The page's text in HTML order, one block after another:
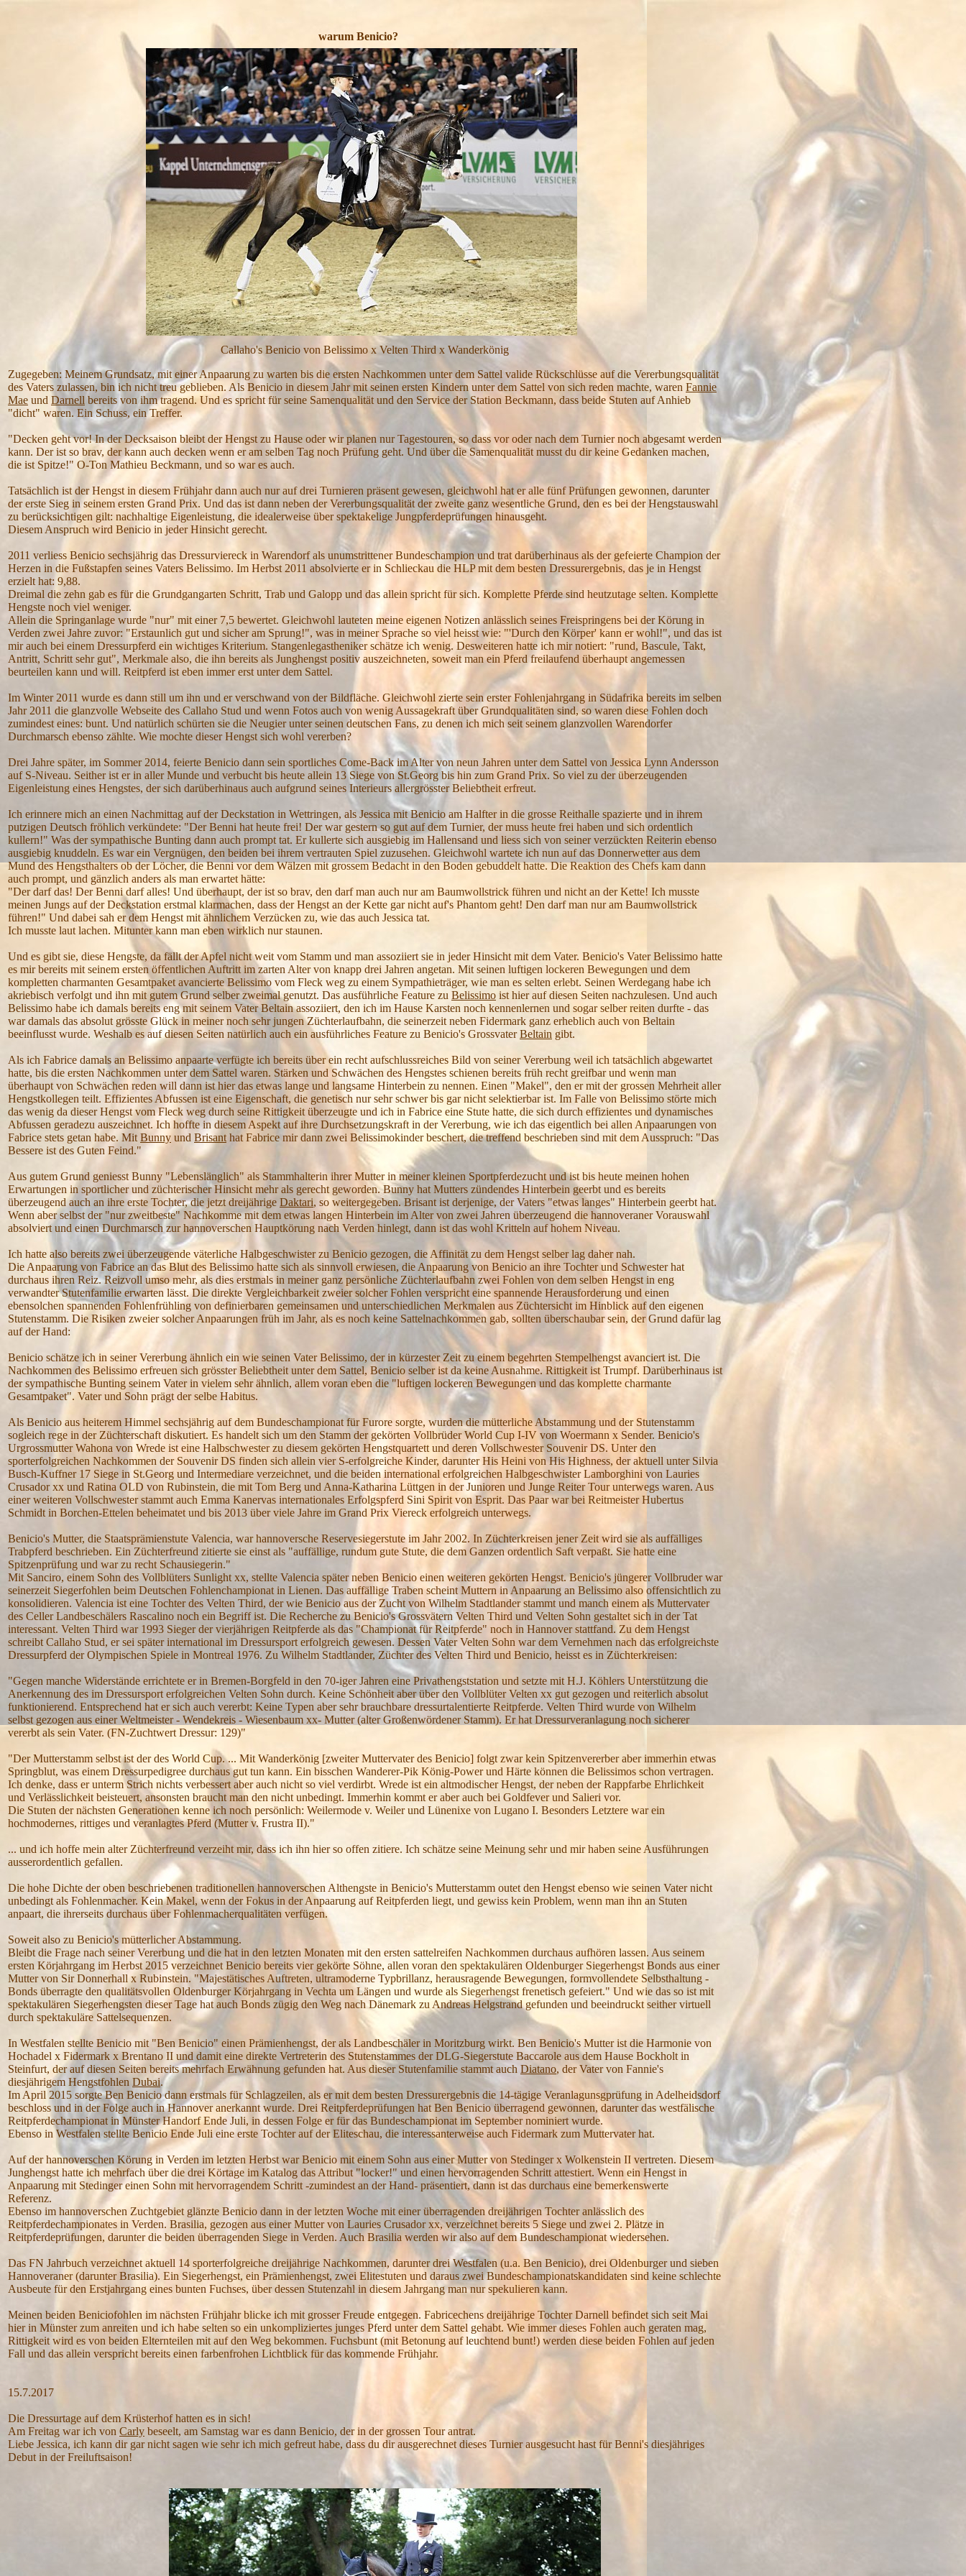
warum Benicio?
Callaho's Benicio von Belissimo x Velten Third x Wanderkönig
Zugegeben: Meinem Grundsatz, mit einer Anpaarung zu warten bis die ersten Nachkommen unter dem Sattel valide Rückschlüsse auf die Vererbungsqualität
des Vaters zulassen, bin ich nicht treu geblieben. Als Benicio in diesem Jahr mit seinen ersten Kindern unter dem Sattel von sich reden machte, waren Fannie
Mae und Darnell bereits von ihm tragend. Und es spricht für seine Samenqualität und den Service der Station Beckmann, dass beide Stuten auf Anhieb
"dicht" waren. Ein Schuss, ein Treffer.
"Decken geht vor! In der Decksaison bleibt der Hengst zu Hause oder wir planen nur Tagestouren, so dass vor oder nach dem Turnier noch abgesamt werden
kann. Der ist so brav, der kann auch decken wenn er am selben Tag noch Prüfung geht. Und über die Samenqualität musst du dir keine Gedanken machen,
die ist Spitze!" O-Ton Mathieu Beckmann, und so war es auch.
Tatsächlich ist der Hengst in diesem Frühjahr dann auch nur auf drei Turnieren präsent gewesen, gleichwohl hat er alle fünf Prüfungen gewonnen, darunter
der erste Sieg in seinem ersten Grand Prix. Und das ist dann neben der Vererbungsqualität der zweite ganz wesentliche Grund, den es bei der Hengstauswahl
zu berücksichtigen gilt: nachhaltige Eigenleistung, die idealerweise über spektakelige Jungpferdeprüfungen hinausgeht.
Diesem Anspruch wird Benicio in jeder Hinsicht gerecht.
2011 verliess Benicio sechsjährig das Dressurviereck in Warendorf als unumstrittener Bundeschampion und trat darüberhinaus als der gefeierte Champion der
Herzen in die Fußstapfen seines Vaters Belissimo. Im Herbst 2011 absolvierte er in Schlieckau die HLP mit dem besten Dressurergebnis, das je in Hengst
erzielt hat: 9,88.
Dreimal die zehn gab es für die Grundgangarten Schritt, Trab und Galopp und das allein spricht für sich. Komplette Pferde sind heutzutage selten. Komplette
Hengste noch viel weniger.
Allein die Springanlage wurde "nur" mit einer 7,5 bewertet. Gleichwohl lauteten meine eigenen Notizen anlässlich seines Freispringens bei der Körung in
Verden zwei Jahre zuvor: "Erstaunlich gut und sicher am Sprung!", was in meiner Sprache so viel heisst wie: "'Durch den Körper' kann er wohl!", und das ist
mir auch bei einem Dressurpferd ein wichtiges Kriterium. Stangenlegastheniker schätze ich wenig. Desweiteren hatte ich mir notiert: "rund, Bascule, Takt,
Antritt, Schritt sehr gut", Merkmale also, die ihn bereits als Junghengst positiv auszeichneten, soweit man ein Pferd freilaufend überhaupt angemessen
beurteilen kann und will. Reitpferd ist eben immer erst unter dem Sattel.
Im Winter 2011 wurde es dann still um ihn und er verschwand von der Bildfläche. Gleichwohl zierte sein erster Fohlenjahrgang in Südafrika bereits im selben
Jahr 2011 die glanzvolle Webseite des Callaho Stud und wenn Fotos auch von wenig Aussagekraft über Grundqualitäten sind, so waren diese Fohlen doch
zumindest eines: bunt. Und natürlich schürten sie die Neugier unter seinen deutschen Fans, zu denen ich mich seit seinem glanzvollen Warendorfer
Durchmarsch ebenso zählte. Wie mochte dieser Hengst sich wohl vererben?
Drei Jahre später, im Sommer 2014, feierte Benicio dann sein sportliches Come-Back im Alter von neun Jahren unter dem Sattel von Jessica Lynn Andersson
auf S-Niveau. Seither ist er in aller Munde und verbucht bis heute allein 13 Siege von St.Georg bis hin zum Grand Prix. So viel zu der überzeugenden
Eigenleistung eines Hengstes, der sich darüberhinaus auch aufgrund seines Interieurs allergrösster Beliebtheit erfreut.
Ich erinnere mich an einen Nachmittag auf der Deckstation in Wettringen, als Jessica mit Benicio am Halfter in die grosse Reithalle spazierte und in ihrem
putzigen Deutsch fröhlich verkündete: "Der Benni hat heute frei! Der war gestern so gut auf dem Turnier, der muss heute frei haben und sich ordentlich
kullern!" Was der sympathische Bunting dann auch prompt tat. Er kullerte sich ausgiebig im Hallensand und liess sich von seiner verzückten Reiterin ebenso
ausgiebig knuddeln. Es war ein Vergnügen, den beiden bei ihrem vertrauten Spiel zuzusehen. Gleichwohl wartete ich nun auf das Donnerwetter aus dem
Mund des Hengsthalters ob der Löcher, die Benni vor dem Wälzen mit grossem Bedacht in den Boden gebuddelt hatte. Die Reaktion des Chefs kam dann
auch prompt, und gänzlich anders als man erwartet hätte:
"Der darf das! Der Benni darf alles! Und überhaupt, der ist so brav, den darf man auch nur am Baumwollstrick führen und nicht an der Kette! Ich musste
meinen Jungs auf der Deckstation erstmal klarmachen, dass der Hengst an der Kette gar nicht auf's Phantom geht! Den darf man nur am Baumwollstrick
führen!" Und dabei sah er dem Hengst mit ähnlichem Verzücken zu, wie das auch Jessica tat.
Ich musste laut lachen. Mitunter kann man eben wirklich nur staunen.
Und es gibt sie, diese Hengste, da fällt der Apfel nicht weit vom Stamm und man assoziiert sie in jeder Hinsicht mit dem Vater. Benicio's Vater Belissimo hatte
es mir bereits mit seinem ersten öffentlichen Auftritt im zarten Alter von knapp drei Jahren angetan. Mit seinen luftigen lockeren Bewegungen und dem
kompletten charmanten Gesamtpaket avancierte Belissimo vom Fleck weg zu einem Sympathieträger, wie man es selten erlebt. Seinen Werdegang habe ich
akriebisch verfolgt und ihn mit gutem Grund selber zweimal genutzt. Das ausführliche Feature zu Belissimo ist hier auf diesen Seiten nachzulesen. Und auch
Belissimo habe ich damals bereits eng mit seinem Vater Beltain assoziiert, den ich im Hause Karsten noch kennenlernen und sogar selber reiten durfte - das
war damals das absolut grösste Glück in meiner noch sehr jungen Züchterlaufbahn, die seinerzeit neben Fidermark ganz erheblich auch von Beltain
beeinflusst wurde. Weshalb es auf diesen Seiten natürlich auch ein ausführliches Feature zu Benicio's GrossvaterBeltain gibt.
Als ich Fabrice damals an Belissimo anpaarte verfügte ich bereits über ein recht aufschlussreiches Bild von seiner Vererbung weil ich tatsächlich abgewartet
hatte, bis die ersten Nachkommen unter dem Sattel waren. Stärken und Schwächen des Hengstes schienen bereits früh recht greifbar und wenn man
überhaupt von Schwächen reden will dann ist hier das etwas lange und langsame Hinterbein zu nennen. Einen "Makel", den er mit der grossen Mehrheit aller
Hengstkollegen teilt. Effizientes Abfussen ist eine Eigenschaft, die genetisch nur sehr schwer bis gar nicht selektierbar ist. Im Falle von Belissimo störte mich
das wenig da dieser Hengst vom Fleck weg durch seine Rittigkeit überzeugte und ich in Fabrice eine Stute hatte, die sich durch effizientes und dynamisches
Abfussen geradezu auszeichnet. Ich hoffte in diesem Aspekt auf ihre Durchsetzungskraft in der Vererbung, wie ich das eigentlich bei allen Anpaarungen von
Fabrice stets getan habe. Mit Bunny und Brisant hat Fabrice mir dann zwei Belissimokinder beschert, die treffend beschrieben sind mit dem Ausspruch: "Das
Bessere ist des Guten Feind."
Aus gutem Grund geniesst Bunny "Lebenslänglich" als Stammhalterin ihrer Mutter in meiner kleinen Sportpferdezucht und ist bis heute meinen hohen
Erwartungen in sportlicher und züchterischer Hinsicht mehr als gerecht geworden. Bunny hat Mutters zündendes Hinterbein geerbt und es bereits
überzeugend auch an ihre erste Tochter, die jetzt dreijährige Daktari, so weitergegeben. Brisant ist derjenige, der Vaters "etwas langes" Hinterbein geerbt hat.
Wenn aber selbst der "nur zweitbeste" Nachkomme mit dem etwas langen Hinterbein im Alter von zwei Jahren überzeugend die hannoveraner Vorauswahl
absolviert und einen Durchmarsch zur hannoverschen Hauptkörung nach Verden hinlegt, dann ist das wohl Kritteln auf hohem Niveau.
Ich hatte also bereits zwei überzeugende väterliche Halbgeschwister zu Benicio gezogen, die Affinität zu dem Hengst selber lag daher nah.
Die Anpaarung von Fabrice an das Blut des Belissimo hatte sich als sinnvoll erwiesen, die Anpaarung von Benicio an ihre Tochter und Schwester hat
durchaus ihren Reiz. Reizvoll umso mehr, als dies erstmals in meiner ganz persönliche Züchterlaufbahn zwei Fohlen von dem selben Hengst in eng
verwandter Stutenfamilie erwarten lässt. Die direkte Vergleichbarkeit zweier solcher Fohlen verspricht eine spannende Herausforderung und einen
ebensolchen spannenden Fohlenfrühling von definierbaren gemeinsamen und unterschiedlichen Merkmalen aus Züchtersicht im Hinblick auf den eigenen
Stutenstamm. Die Risiken zweier solcher Anpaarungen früh im Jahr, als es noch keine Sattelnachkommen gab, sollten überschaubar sein, der Grund dafür lag
auf der Hand:
Benicio schätze ich in seiner Vererbung ähnlich ein wie seinen Vater Belissimo, der in kürzester Zeit zu einem begehrten Stempelhengst avanciert ist. Die
Nachkommen des Belissimo erfreuen sich grösster Beliebtheit unter dem Sattel, Benicio selber ist da keine Ausnahme. Rittigkeit ist Trumpf. Darüberhinaus ist
der sympathische Bunting seinem Vater in vielem sehr ähnlich, allem voran eben die "luftigen lockeren Bewegungen und das komplette charmante
Gesamtpaket". Vater und Sohn prägt der selbe Habitus.
Als Benicio aus heiterem Himmel sechsjährig auf dem Bundeschampionat für Furore sorgte, wurden die mütterliche Abstammung und der Stutenstamm
sogleich rege in der Züchterschaft diskutiert. Es handelt sich um den Stamm der gekörten Vollbrüder World Cup I-IV von Woermann x Sender. Benicio's
Urgrossmutter Wahona von Wrede ist eine Halbschwester zu diesem gekörten Hengstquartett und deren Vollschwester Souvenir DS. Unter den
sporterfolgreichen Nachkommen der Souvenir DS finden sich allein vier S-erfolgreiche Kinder, darunter His Heini von His Highness, der aktuell unter Silvia
Busch-Kuffner 17 Siege in St.Georg und Intermediare verzeichnet, und die beiden international erfolgreichen Halbgeschwister Lamborghini von Lauries
Crusador xx und Ratina OLD von Rubinstein, die mit Tom Berg und Anna-Katharina Lüttgen in der Junioren und Junge Reiter Tour unterwegs waren. Aus
einer weiteren Vollschwester stammt auch Emma Kanervas internationales Erfolgspferd Sini Spirit von Esprit. Das Paar war bei Reitmeister Hubertus
Schmidt in Borchen-Ettelen beheimatet und bis 2013 über viele Jahre im Grand Prix Viereck erfolgreich unterwegs.
Benicio's Mutter, die Staatsprämienstute Valencia, war hannoversche Reservesiegerstute im Jahr 2002. In Züchterkreisen jener Zeit wird sie als auffälliges
Trabpferd beschrieben. Ein Züchterfreund zitierte sie einst als "auffällige, rundum gute Stute, die dem Ganzen ordentlich Saft verpaßt. Sie hatte eine
Spitzenprüfung und war zu recht Schausiegerin."
Mit Sanciro, einem Sohn des Vollblüters Sunlight xx, stellte Valencia später neben Benicio einen weiteren gekörten Hengst. Benicio's jüngerer Vollbruder war
seinerzeit Siegerfohlen beim Deutschen Fohlenchampionat in Lienen. Das auffällige Traben scheint Muttern in Anpaarung an Belissimo also offensichtlich zu
konsolidieren. Valencia ist eine Tochter des Velten Third, der wie Benicio aus der Zucht von Wilhelm Stadtlander stammt und manch einem als Muttervater
des Celler Landbeschälers Rascalino noch ein Begriff ist. Die Recherche zu Benicio's Grossvätern Velten Third und Velten Sohn gestaltet sich in der Tat
interessant. Velten Third war 1993 Sieger der vierjährigen Reitpferde als das "Championat für Reitpferde" noch in Hannover stattfand. Zu dem Hengst
schreibt Callaho Stud, er sei später international im Dressursport erfolgreich gewesen. Dessen Vater Velten Sohn war dem Vernehmen nach das erfolgreichste
Dressurpferd der Olympischen Spiele in Montreal 1976. Zu Wilhelm Stadtlander, Züchter des Velten Third und Benicio, heisst es in Züchterkreisen:
"Gegen manche Widerstände errichtete er in Bremen-Borgfeld in den 70-iger Jahren eine Privathengststation und setzte mit H.J. Köhlers Unterstützung die
Anerkennung des im Dressursport erfolgreichen Velten Sohn durch. Keine Schönheit aber über den Vollblüter Velten xx gut gezogen und reiterlich absolut
funktionierend. Entsprechend hat er sich auch vererbt: Keine Typen aber sehr brauchbare dressurtalentierte Reitpferde. Velten Third wurde von Wilhelm
selbst gezogen aus einer Weltmeister - Wendekreis - Wiesenbaum xx- Mutter (alter Großenwördener Stamm). Er hat Dressurveranlagung noch sicherer
vererbt als sein Vater. (FN-Zuchtwert Dressur: 129)"
"Der Mutterstamm selbst ist der des World Cup. ... Mit Wanderkönig [zweiter Muttervater des Benicio] folgt zwar kein Spitzenvererber aber immerhin etwas
Springblut, was einem Dressurpedigree durchaus gut tun kann. Ein bisschen Wanderer-Pik König-Power und Härte können die Belissimos schon vertragen.
Ich denke, dass er unterm Strich nichts verbessert aber auch nicht so viel verdirbt. Wrede ist ein altmodischer Hengst, der neben der Rappfarbe Ehrlichkeit
und Verlässlichkeit beisteuert, ansonsten braucht man den nicht unbedingt. Immerhin kommt er aber auch bei Goldfever und Salieri vor.
Die Stuten der nächsten Generationen kenne ich noch persönlich: Weilermode v. Weiler und Lünenixe von Lugano I. Besonders Letztere war ein
hochmodernes, rittiges und veranlagtes Pferd (Mutter v. Frustra II)."
... und ich hoffe mein alter Züchterfreund verzeiht mir, dass ich ihn hier so offen zitiere. Ich schätze seine Meinung sehr und mir haben seine Ausführungen
ausserordentlich gefallen.
Die hohe Dichte der oben beschriebenen traditionellen hannoverschen Althengste in Benicio's Mutterstamm outet den Hengst ebenso wie seinen Vater nicht
unbedingt als Fohlenmacher. Kein Makel, wenn der Fokus in der Anpaarung auf Reitpferden liegt, und gewiss kein Problem, wenn man ihn an Stuten
anpaart, die ihrerseits durchaus über Fohlenmacherqualitäten verfügen.
Soweit also zu Benicio's mütterlicher Abstammung.
Bleibt die Frage nach seiner Vererbung und die hat in den letzten Monaten mit den ersten sattelreifen Nachkommen durchaus aufhören lassen. Aus seinem
ersten Körjahrgang im Herbst 2015 verzeichnet Benicio bereits vier gekörte Söhne, allen voran den spektakulären Oldenburger Siegerhengst Bonds aus einer
Mutter von Sir Donnerhall x Rubinstein. "Majestätisches Auftreten, ultramoderne Typbrillanz, herausragende Bewegungen, formvollendete Selbsthaltung -
Bonds überragte den qualitätsvollen Oldenburger Körjahrgang in Vechta um Längen und wurde als Siegerhengst frenetisch gefeiert." Und wie das so ist mit
spektakulären Siegerhengsten dieser Tage hat auch Bonds zügig den Weg nach Dänemark zu Andreas Helgstrand gefunden und beeindruckt seither virtuell
durch spektakuläre Sattelsequenzen.
In Westfalen stellte Benicio mit "Ben Benicio" einen Prämienhengst, der als Landbeschäler in Moritzburg wirkt. Ben Benicio's Mutter ist die Harmonie von
Hochadel x Fidermark x Brentano II und damit eine direkte Vertreterin des Stutenstammes der DLG-Siegerstute Baccarole aus dem Hause Bockholt in
Steinfurt, der auf diesen Seiten bereits mehrfach Erwähnung gefunden hat. Aus dieser Stutenfamilie stammt auch Diatano, der Vater von Fannie's
diesjährigem Hengstfohlen Dubai.
Im April 2015 sorgte Ben Benicio dann erstmals für Schlagzeilen, als er mit dem besten Dressurergebnis die 14-tägige Veranlagunsgprüfung in Adelheidsdorf
beschloss und in der Folge auch in Hannover anerkannt wurde. Drei Reitpferdeprüfungen hat Ben Benicio überragend gewonnen, darunter das westfälische
Reitpferdechampionat in Münster Handorf Ende Juli, in dessen Folge er für das Bundeschampionat im September nominiert wurde.
Ebenso in Westfalen stellte Benicio Ende Juli eine erste Tochter auf der Eliteschau, die interessanterweise auch Fidermark zum Muttervater hat.
Auf der hannoverschen Körung in Verden im letzten Herbst war Benicio mit einem Sohn aus einer Mutter von Stedinger x Wolkenstein II vertreten. Diesem
Junghengst hatte ich mehrfach über die drei Körtage im Katalog das Attribut "locker!" und einen hervorragenden Schritt attestiert. Wenn ein Hengst in
Anpaarung mit Stedinger einen Sohn mit hervorragendem Schritt -zumindest an der Hand- präsentiert, dann ist das durchaus eine bemerkenswerte
Referenz.
Ebenso im hannoverschen Zuchtgebiet glänzte Benicio dann in der letzten Woche mit einer überragenden dreijährigen Tochter anlässlich des
Reitpferdechampionates in Verden. Brasilia, gezogen aus einer Mutter von Lauries Crusador xx, verzeichnet bereits 5 Siege und zwei 2. Plätze in
Reitpferdeprüfungen, darunter die beiden überragenden Siege in Verden. Auch Brasilia werden wir also auf dem Bundeschampionat wiedersehen.
Das FN Jahrbuch verzeichnet aktuell 14 sporterfolgreiche dreijährige Nachkommen, darunter drei Westfalen (u.a. Ben Benicio), drei Oldenburger und sieben
Hannoveraner (darunter Brasilia). Ein Siegerhengst, ein Prämienhengst, zwei Elitestuten und daraus zwei Bundeschampionatskandidaten sind keine schlechte
Ausbeute für den Erstjahrgang eines bunten Fuchses, über dessen Stutenzahl in diesem Jahrgang man nur spekulieren kann.
Meinen beiden Beniciofohlen im nächsten Frühjahr blicke ich mit grosser Freude entgegen. Fabricechens dreijährige Tochter Darnell befindet sich seit Mai
hier in Münster zum anreiten und ich habe selten so ein unkompliziertes junges Pferd unter dem Sattel gehabt. Wie immer dieses Fohlen auch geraten mag,
Rittigkeit wird es von beiden Elternteilen mit auf den Weg bekommen. Fuchsbunt (mit Betonung auf leuchtend bunt!) werden diese beiden Fohlen auf jeden
Fall und das allein verspricht bereits einen farbenfrohen Lichtblick für das kommende Frühjahr.
15.7.2017
Die Dressurtage auf dem Krüsterhof hatten es in sich!
Am Freitag war ich von Carly beseelt, am Samstag war es dann Benicio, der in der grossen Tour antrat.
Liebe Jessica, ich kann dir gar nicht sagen wie sehr ich mich gefreut habe, dass du dir ausgerechnet dieses Turnier ausgesucht hast für Benni's diesjähriges
Debut in der Freiluftsaison!